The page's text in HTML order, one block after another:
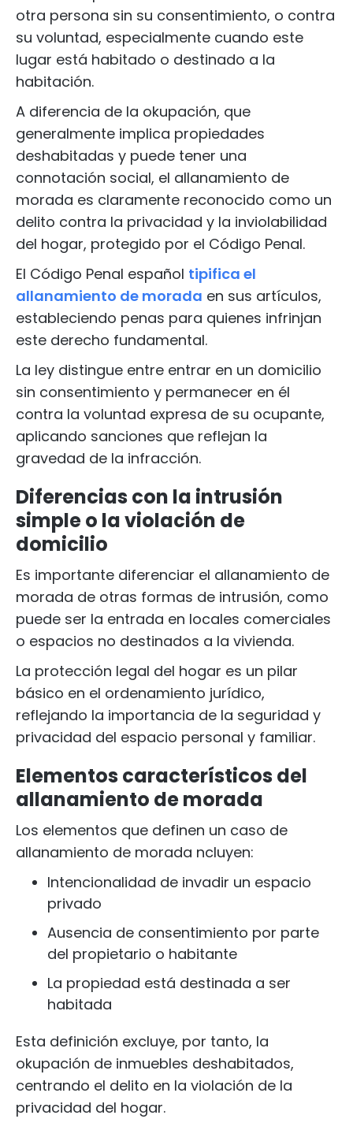
otra persona sin su consentimiento, o contra
su voluntad, especialmente cuando este
lugar está habitado o destinado a la
habitación.
A diferencia de la okupación, que
generalmente implica propiedades
deshabitadas y puede tener una
connotación social, el allanamiento de
morada es claramente reconocido como un
delito contra la privacidad y la inviolabilidad
del hogar, protegido por el Código Penal.
El Código Penal español tipifica el
allanamiento de morada en sus artículos,
estableciendo penas para quienes infrinjan
este derecho fundamental.
La ley distingue entre entrar en un domicilio
sin consentimiento y permanecer en él
contra la voluntad expresa de su ocupante,
aplicando sanciones que reflejan la
gravedad de la infracción.
Diferencias con la intrusión
simple o la violación de
domicilio
Es importante diferenciar el allanamiento de
morada de otras formas de intrusión, como
puede ser la entrada en locales comerciales
o espacios no destinados a la vivienda.
La protección legal del hogar es un pilar
básico en el ordenamiento jurídico,
reflejando la importancia de la seguridad y
privacidad del espacio personal y familiar.
Elementos característicos del
allanamiento de morada
Los elementos que definen un caso de
allanamiento de morada ncluyen:
Intencionalidad de invadir un espacio
privado
Ausencia de consentimiento por parte
del propietario o habitante
La propiedad está destinada a ser
habitada
Esta definición excluye, por tanto, la
okupación de inmuebles deshabitados,
centrando el delito en la violación de la
privacidad del hogar.